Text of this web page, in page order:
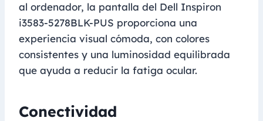
al ordenador, la pantalla del Dell Inspiron
i3583-5278BLK-PUS proporciona una
experiencia visual cómoda, con colores
consistentes y una luminosidad equilibrada
que ayuda a reducir la fatiga ocular.
Conectividad